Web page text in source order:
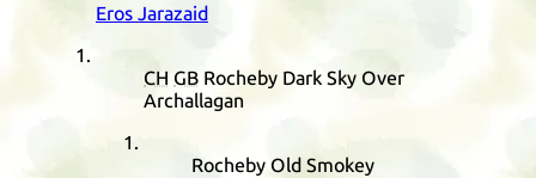
Eros Jarazaid
CH GB Rocheby Dark Sky Over
Archallagan
Rocheby Old Smokey